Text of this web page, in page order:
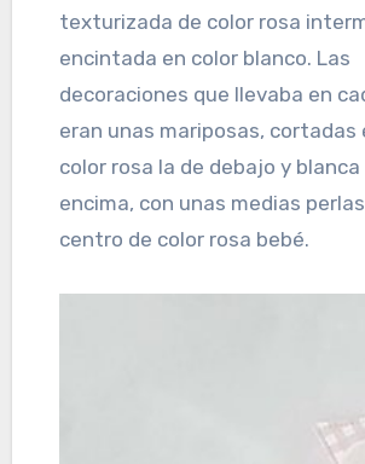
texturizada de color rosa
encintada en color blanco. Las
decoraciones que llevaba en
eran unas mariposas, cortadas
color rosa la de debajo y blanca
encima, con unas medias
centro de color rosa bebé.